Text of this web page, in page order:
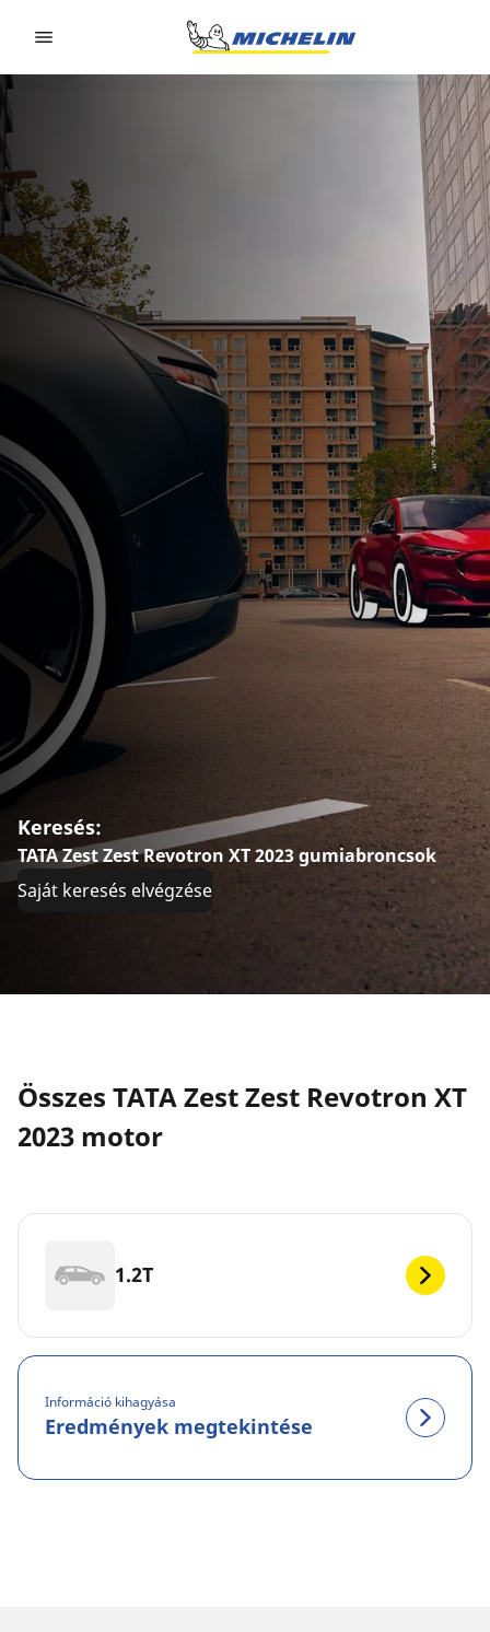
Keresés:
TATA Zest Zest Revotron XT 2023 gumiabroncsok
Saját keresés elvégzése
Összes TATA Zest Zest Revotron XT
2023 motor
1.2T
Információ kihagyása
Eredmények megtekintése